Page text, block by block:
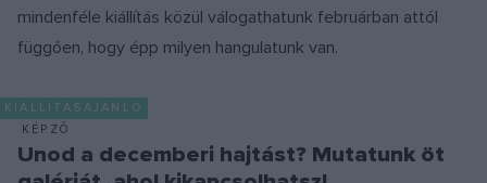
mindenféle kiállítás közül válogathatunk februárban attól
függően, hogy épp milyen hangulatunk van.
KIÁLLÍTÁSAJÁNLÓ
KÉPZŐ
Unod a decemberi hajtást? Mutatunk öt